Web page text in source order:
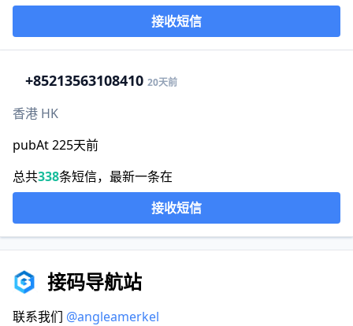
接收短信
+85213563108410 20天前
香港 HK
pubAt 225天前
总共338条短信，最新一条在
接收短信
接码导航站
联系我们 @angleamerkel